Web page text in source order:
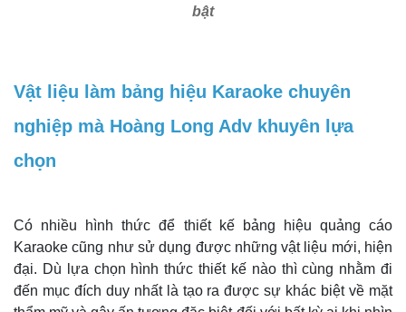
bật
Vật liệu làm bảng hiệu Karaoke chuyên
nghiệp mà Hoàng Long Adv khuyên lựa
chọn
Có nhiều hình thức để thiết kế bảng hiệu quảng cáo
Karaoke cũng như sử dụng được những vật liệu mới, hiện
đại. Dù lựa chọn hình thức thiết kế nào thì cùng nhằm đi
đến mục đích duy nhất là tạo ra được sự khác biệt về mặt